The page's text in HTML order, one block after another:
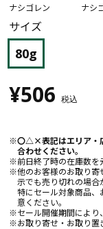
ナシゴレン ナシ
サイズ
80g
¥506 税込
〇△×表記はエリア・
合わせください。
前日終了時の在庫数を
他のお客様のお取り
示でも売り切れの場合
特にセール対象商品
意ください。
セール開催期間により
お取り寄せ・お取り